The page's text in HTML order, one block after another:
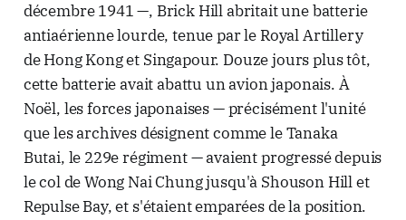
décembre 1941 —, Brick Hill abritait une batterie
antiaérienne lourde, tenue par le Royal Artillery
de Hong Kong et Singapour. Douze jours plus tôt,
cette batterie avait abattu un avion japonais. À
Noël, les forces japonaises — précisément l'unité
que les archives désignent comme le Tanaka
Butai, le 229e régiment — avaient progressé depuis
le col de Wong Nai Chung jusqu'à Shouson Hill et
Repulse Bay, et s'étaient emparées de la position.